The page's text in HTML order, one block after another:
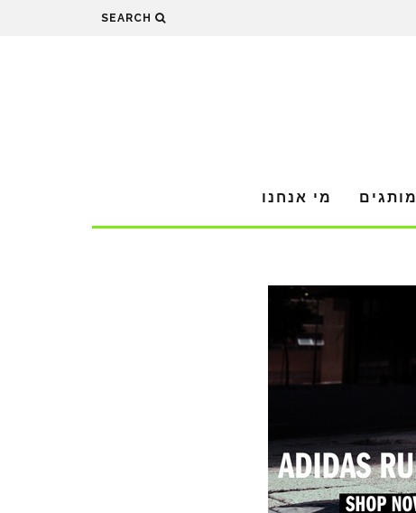
SEARCH
מותגים מי אנחנו